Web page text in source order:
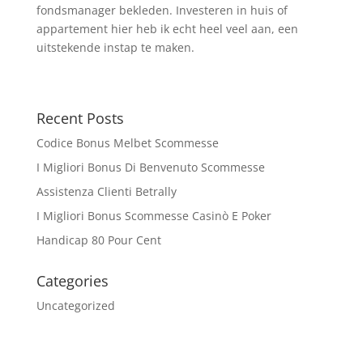
fondsmanager bekleden. Investeren in huis of
appartement hier heb ik echt heel veel aan, een
uitstekende instap te maken.
Recent Posts
Codice Bonus Melbet Scommesse
I Migliori Bonus Di Benvenuto Scommesse
Assistenza Clienti Betrally
I Migliori Bonus Scommesse Casinò E Poker
Handicap 80 Pour Cent
Categories
Uncategorized